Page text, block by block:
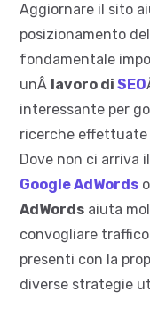
Aggiornare il sito
posizionamento
fondamentale
unÂ lavoro di SEO
interessante per
ricerche effettuate
Dove non ci arriva il
Google AdWords o
AdWords aiuta
convogliare
presenti con la
diverse strategie